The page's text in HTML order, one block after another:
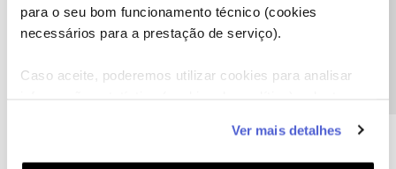
para o seu bom funcionamento técnico (cookies
necessários para a prestação de serviço).
Caso aceite, poderemos utilizar cookies para analisar
funcionalidades (cookies de personalização e
funcionalidade) e adaptar anúncios aos seus interesses
Ver mais detalhes